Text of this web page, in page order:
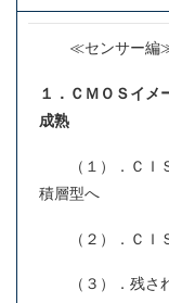
≪センサー編
１．ＣＭＯＳイメ
成熟
（１）．ＣＩＳ
積層型へ
（２）．ＣＩＳ
（３）．残さ